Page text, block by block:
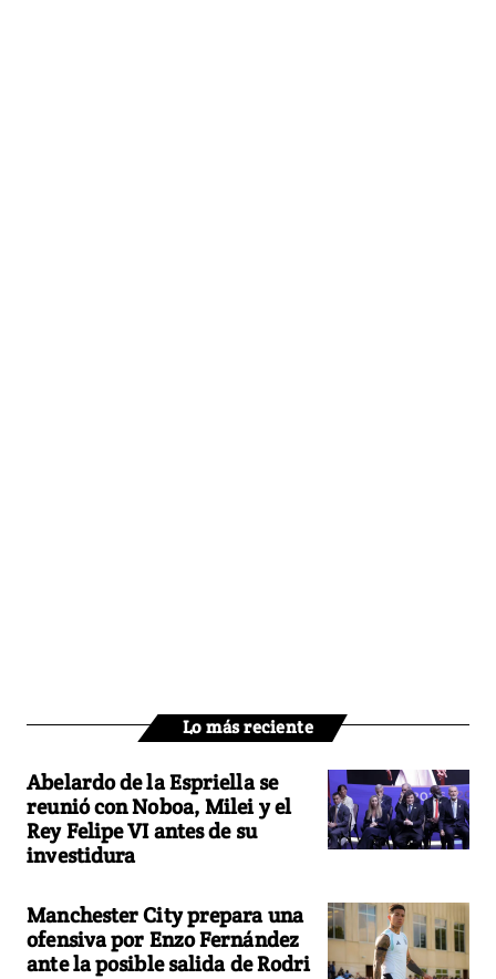
Lo más reciente
Abelardo de la Espriella se
reunió con Noboa, Milei y el
Rey Felipe VI antes de su
investidura
Manchester City prepara una
ofensiva por Enzo Fernández
ante la posible salida de Rodri